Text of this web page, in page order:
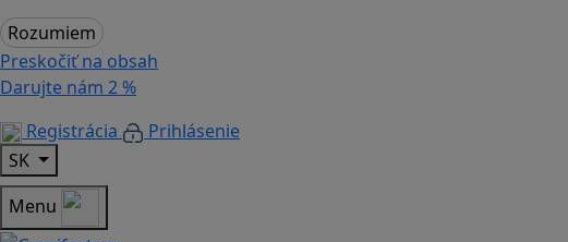
Rozumiem
Preskočiť na obsah
Darujte nám 2 %
Registrácia
Prihlásenie
SK
Menu